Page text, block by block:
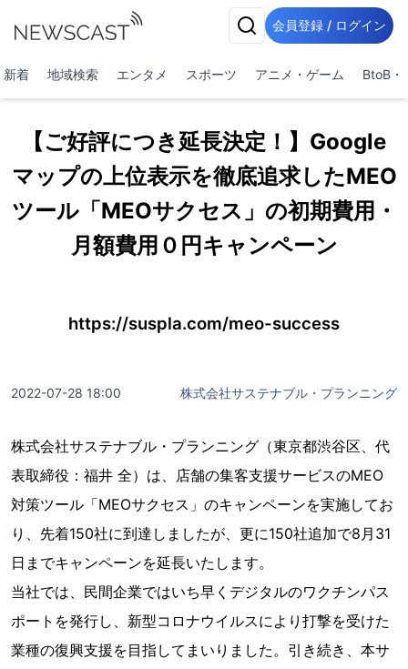
会員登録 / ログイン
新着 地域検索 エンタメ スポーツ アニメ・ゲーム BtoB・
【ご好評につき延長決定！】Google
マップの上位表示を徹底追求したMEO
ツール「MEOサクセス」の初期費用・
月額費用０円キャンペーン
https://suspla.com/meo-success
2022-07-28 18:00 株式会社サステナブル・プランニング
株式会社サステナブル・プランニング（東京都渋⾕区、代
表取締役：福井 全）は、店舗の集客支援サービスのMEO
対策ツール「MEOサクセス」のキャンペーンを実施してお
り、先着150社に到達しましたが、更に150社追加で8月31
日までキャンペーンを延長いたします。
当社では、民間企業ではいち早くデジタルのワクチンパス
ポートを発行し、新型コロナウイルスにより打撃を受けた
業種の復興支援を目指してまいりました。引き続き、本サ